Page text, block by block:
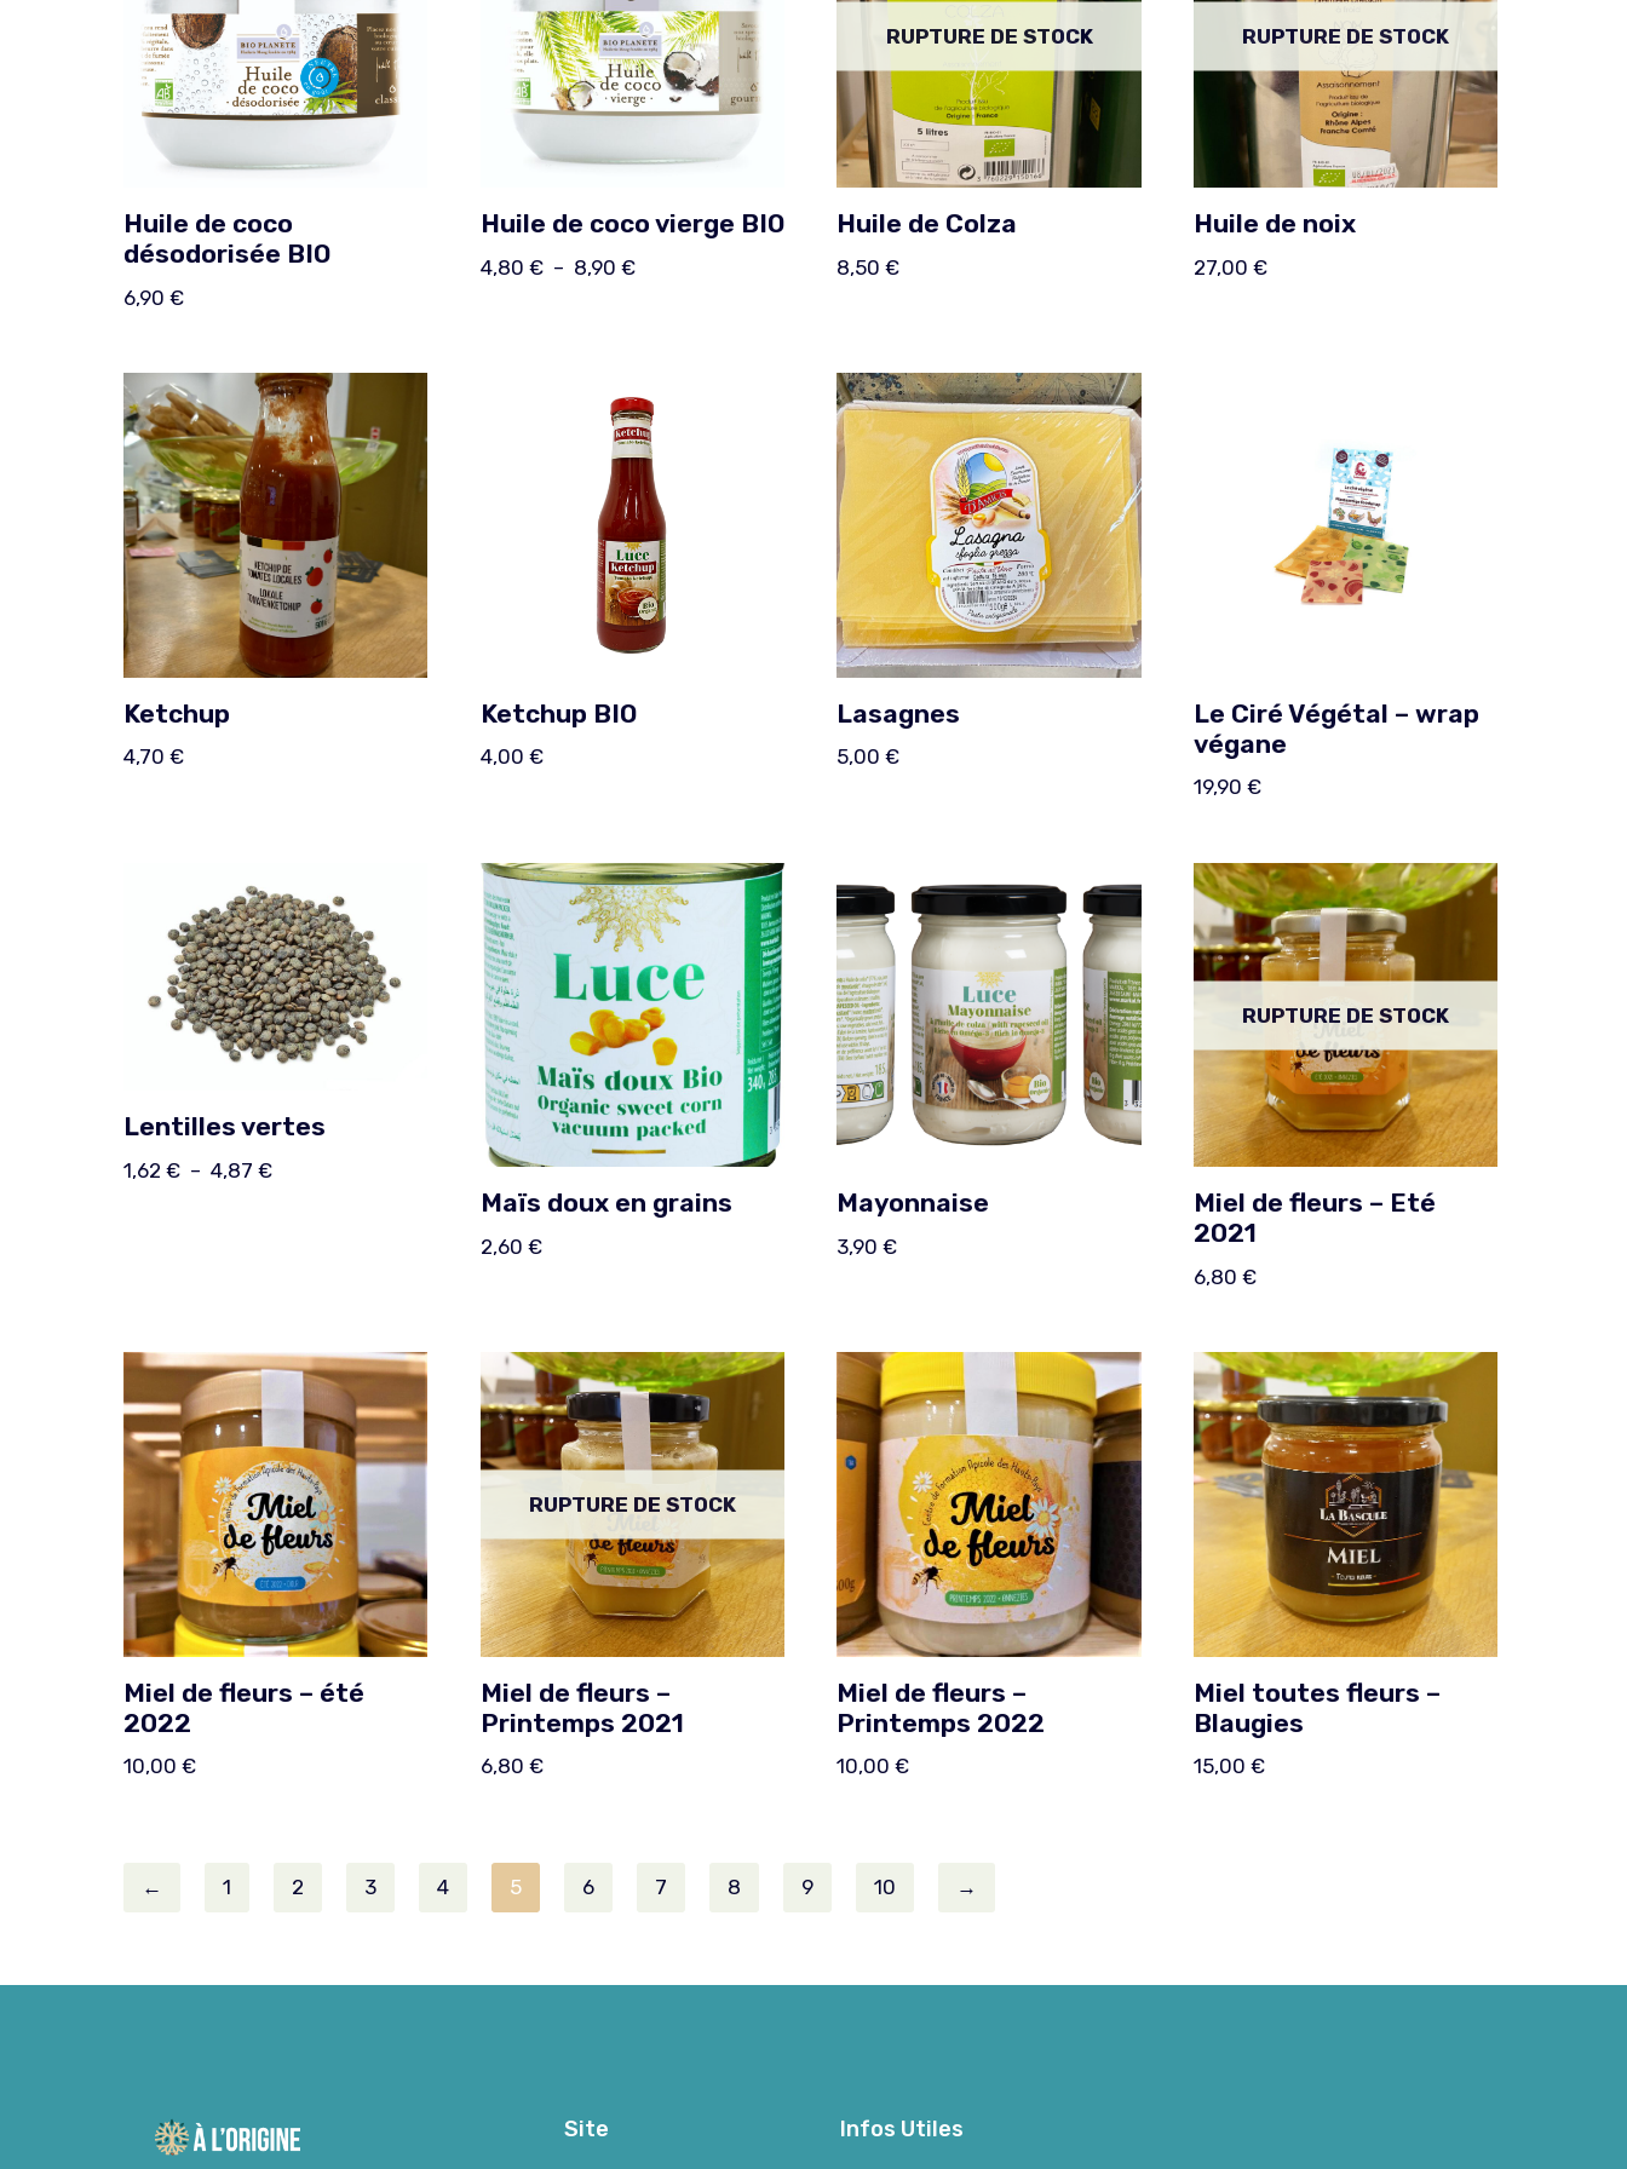
Huile de coco
désodorisée BIO
6,90 €
Huile de coco vierge BIO
4,80 € – 8,90 €
RUPTURE DE STOCK
Huile de Colza
8,50€
RUPTURE DE STOCK
Huile de noix
27,00€
Ketchup
4,70 €
Ketchup BIO
4,00 €
Lasagnes
5,00€
Le Ciré Végétal – wrap
végane
19,90€
Lentilles vertes
1,62 € – 4,87 €
Maïs doux en grains
2,60 €
Mayonnaise
3,90€
RUPTURE DE STOCK
Miel de fleurs – Eté
2021
6,80€
Miel de fleurs – été
2022
10,00 €
RUPTURE DE STOCK
Miel de fleurs –
Printemps 2021
6,80 €
Miel de fleurs –
Printemps 2022
10,00€
Miel toutes fleurs –
Blaugies
15,00€
← 1 2 3 4 5 6 7 8 9 10 →
Site Infos Utiles